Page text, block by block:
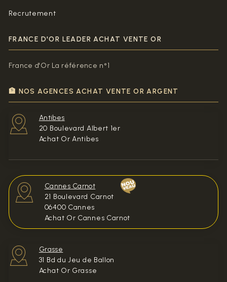
🏦 NOS AGENCES ACHAT VENTE OR ARGENT
Antibes
20 Boulevard Albert 1er
Achat Or Antibes
Cannes Carnot
21 Boulevard Carnot
06400 Cannes
Achat Or Cannes Carnot
Grasse
31 Bd du Jeu de Ballon
Achat Or Grasse
Recrutement
FRANCE D'OR LEADER ACHAT VENTE OR
France d'Or La référence n°1